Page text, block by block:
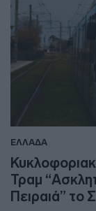
ΕΛΛΑΔΑ
Τραμ
Πειραιά” το